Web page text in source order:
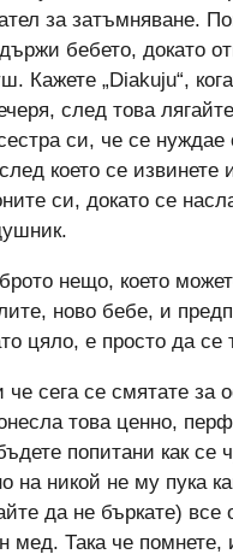
за затъмняване.
бебето, докато
Кажете „Diakuju“,
след това
си, че се
което се извинете
си, докато се
нещо, което
ново бебе, и
цяло, е просто да се
че сега се смятате за
това ценно,
попитани как се
на никой не му пука
да не бъркате)
мед. Така че помнете,